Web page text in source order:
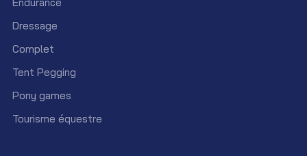
Dressage
Complet
Tent Pegging
Pony games
Tourisme équestre